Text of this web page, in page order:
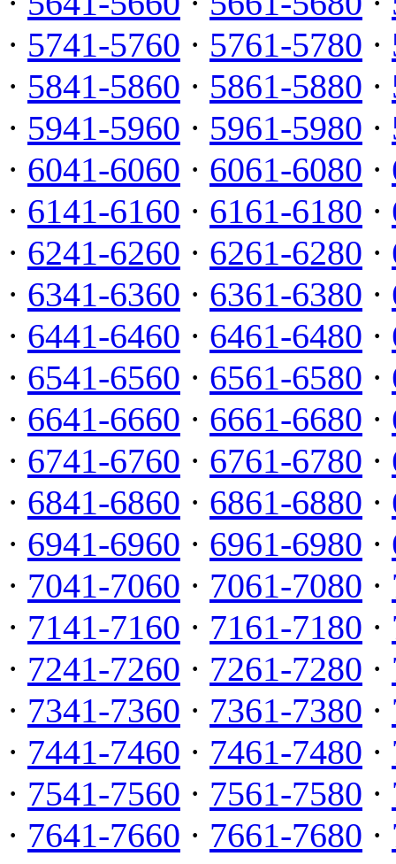
· 5741-5760 · 5761-5780 ·
· 5841-5860 · 5861-5880 ·
· 5941-5960 · 5961-5980 ·
· 6041-6060 · 6061-6080 ·
· 6141-6160 · 6161-6180 ·
· 6241-6260 · 6261-6280 ·
· 6341-6360 · 6361-6380 ·
· 6441-6460 · 6461-6480 ·
· 6541-6560 · 6561-6580 ·
· 6641-6660 · 6661-6680 ·
· 6741-6760 · 6761-6780 ·
· 6841-6860 · 6861-6880 ·
· 6941-6960 · 6961-6980 ·
· 7041-7060 · 7061-7080 ·
· 7141-7160 · 7161-7180 ·
· 7241-7260 · 7261-7280 ·
· 7341-7360 · 7361-7380 ·
· 7441-7460 · 7461-7480 ·
· 7541-7560 · 7561-7580 ·
· 7641-7660 · 7661-7680 ·